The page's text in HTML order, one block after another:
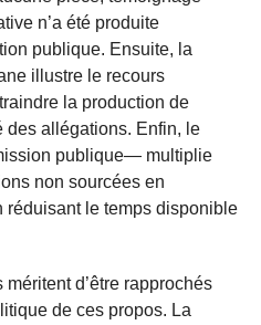
n’a été produite
publique. Ensuite, la
illustre le recours
la production de
des allégations. Enfin, le
publique— multiplie
non sourcées en
réduisant le temps disponible
d’être rapprochés
de ces propos. La